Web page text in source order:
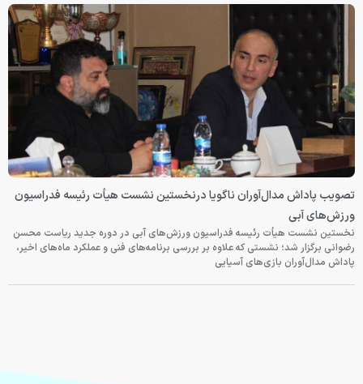
تصویب پاداش مدال‌آوران ناگویا درنخستین نشست هیأت رئیسه فدراسیون
ورزش‌های آبی
نخستین نشست هیأت رئیسه فدراسیون ورزش‌های آبی در دوره جدید ریاست محسن
رضوانی برگزار شد؛ نشستی که علاوه بر بررسی برنامه‌های فنی و عملکرد ماه‌های اخیر،
پاداش مدال‌آوران بازی‌های آسیایی